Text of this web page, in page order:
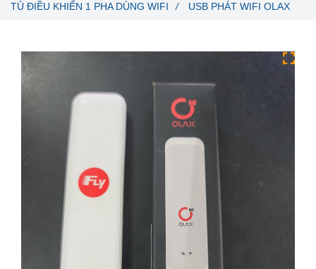
TỦ ĐIỀU KHIỂN 1 PHA DÙNG WIFI
/ USB PHÁT WIFI OLAX